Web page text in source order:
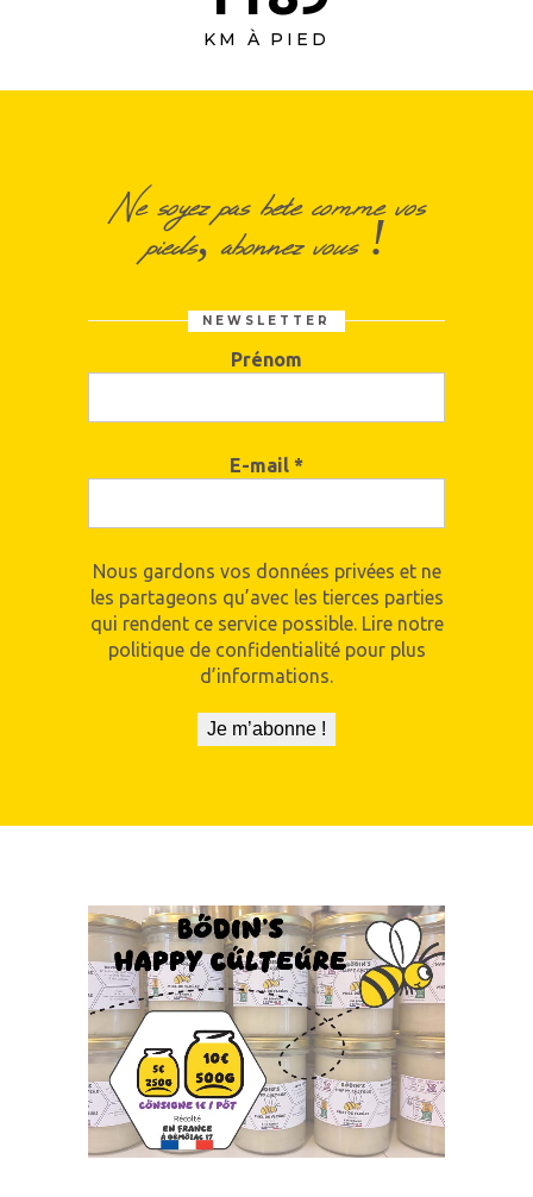
KM À PIED
Ne soyez pas bete comme vos
pieds, abonnez vous !
NEWSLETTER
Prénom
E-mail *
Nous gardons vos données privées et ne
les partageons qu’avec les tierces parties
qui rendent ce service possible. Lire notre
politique de confidentialité pour plus
d’informations.